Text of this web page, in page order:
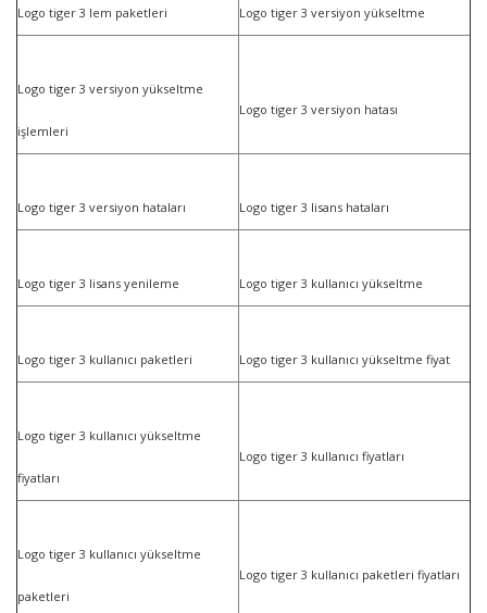
Logo tiger 3 lem paketleri Logo tiger 3 versiyon yükseltme
Logo tiger 3 versiyon yükseltme
işlemleri
Logo tiger 3 versiyon hatası
Logo tiger 3 versiyon hataları Logo tiger 3 lisans hataları
Logo tiger 3 lisans yenileme Logo tiger 3 kullanıcı yükseltme
Logo tiger 3 kullanıcı paketleri Logo tiger 3 kullanıcı yükseltme fiyat
Logo tiger 3 kullanıcı yükseltme
fiyatları
Logo tiger 3 kullanıcı fiyatları
Logo tiger 3 kullanıcı yükseltme
paketleri
Logo tiger 3 kullanıcı paketleri fiyatları